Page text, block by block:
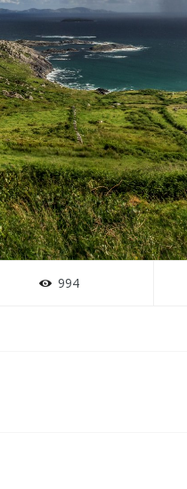
994